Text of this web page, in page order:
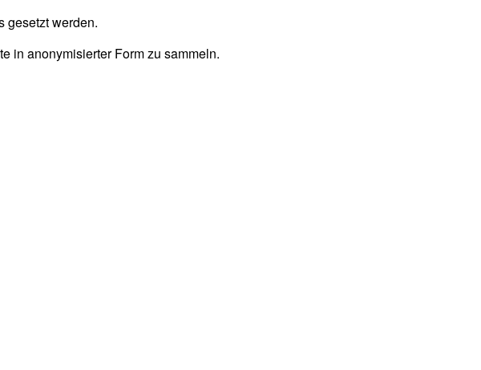
gesetzt werden.
in anonymisierter Form zu sammeln.